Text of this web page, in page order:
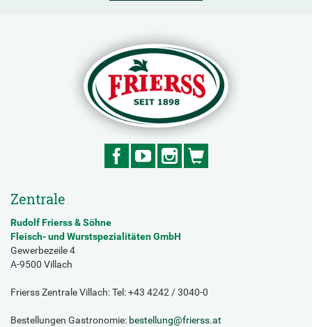
Zentrale
Rudolf Frierss & Söhne
Fleisch- und Wurstspezialitäten GmbH
Gewerbezeile 4
A-9500 Villach
Frierss Zentrale Villach: Tel: +43 4242 / 3040-0
Bestellungen Gastronomie: bestellung@frierss.at